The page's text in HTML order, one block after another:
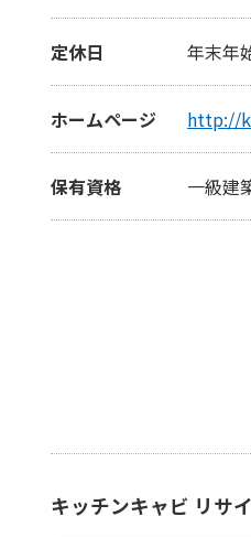
定休日 年末年
ホームページ http://
保有資格 一級建
キッチンキャビ リサ